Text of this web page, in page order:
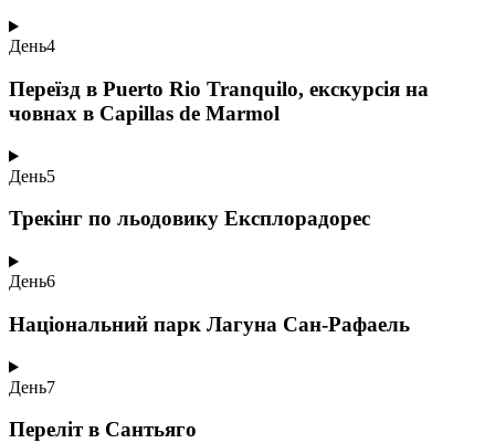
День4
Переїзд в Puerto Rio Tranquilo, екскурсія на
човнах в Capillas de Marmol
День5
Трекінг по льодовику Експлорадорес
День6
Національний парк Лагуна Сан-Рафаель
День7
Переліт в Сантьяго